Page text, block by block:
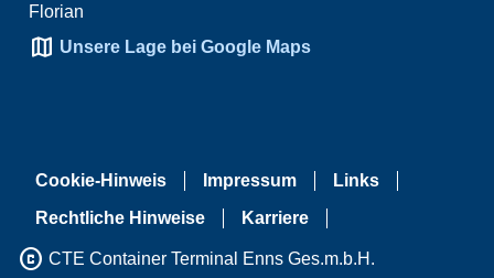
Florian
map Unsere Lage bei Google Maps
Cookie-Hinweis Impressum
Links
Rechtliche Hinweise
Karriere
copyright CTE Container Terminal Enns Ges.m.b.H.